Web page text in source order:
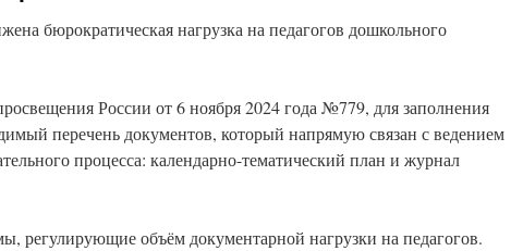
бюрократическая нагрузка на педагогов дошкольного
России от 6 ноября 2024 года №779, для заполнения
перечень документов, который напрямую связан с ведением
процесса: календарно-тематический план и журнал
регулирующие объём документарной нагрузки на педагогов.